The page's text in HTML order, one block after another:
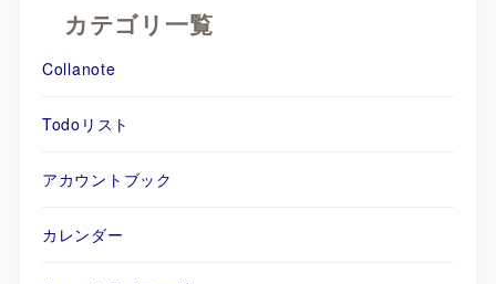
カテゴリ一覧
Collanote
Todoリスト
アカウントブック
カレンダー